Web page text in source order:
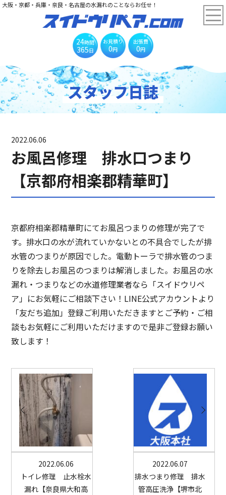
大阪・京都・兵庫・奈良・名古屋の水漏れのことならお任せ！
24時間
365日
お見積り
0円
出張費
0円
スタッフ日誌
2022.06.06
お風呂修理 排水口つまり
【京都府相楽郡精華町】
京都府相楽郡精華町にてお風呂つまりの修理が完了で
す。排水口の水が流れていかないとの不具合でしたが排
水管のつまりが原因でした。電動トーラで排水管のつま
りを除去しお風呂のつまりは解消しました。お風呂の水
漏れ・つまりなどの水道修理業者なら「スイドウリペ
ア」にお気軽にご相談下さい！LINE公式アカウントより
「友だち追加」登録ご利用いただきますとご予約・ご相
談もお気軽にご利用いただけますので是非ご登録お願い
致します！
2022.06.06
トイレ修理 止水栓水
漏れ【奈良県大和高
2022.06.07
排水つまり修理 排水
管高圧洗浄【堺市北